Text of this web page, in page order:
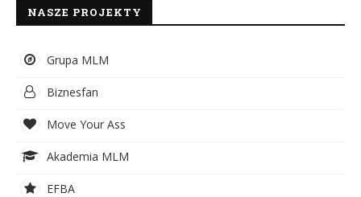
NASZE PROJEKTY
Grupa MLM
Biznesfan
Move Your Ass
Akademia MLM
EFBA